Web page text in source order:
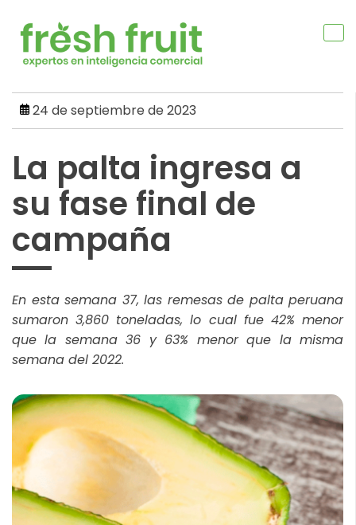
content
24 de septiembre de 2023
La palta ingresa a
su fase final de
campaña
En esta semana 37, las remesas de palta peruana
sumaron 3,860 toneladas, lo cual fue 42% menor
que la semana 36 y 63% menor que la misma
semana del 2022.